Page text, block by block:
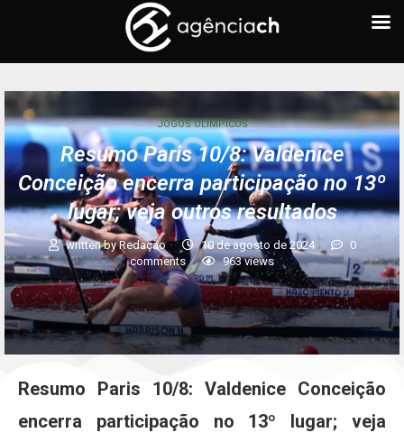
JOGOS OLÍMPICOS
Resumo Paris 10/8: Valdenice
Conceição encerra participação no 13º
lugar; veja outros resultados
written byRedação 10 de agosto de 2024
0
comments
963views
Resumo Paris 10/8: Valdenice Conceição
encerra participação no 13º lugar; veja